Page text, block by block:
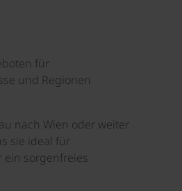
für
und Regionen
nach Wien oder weiter
sie ideal für
ein sorgenfreies